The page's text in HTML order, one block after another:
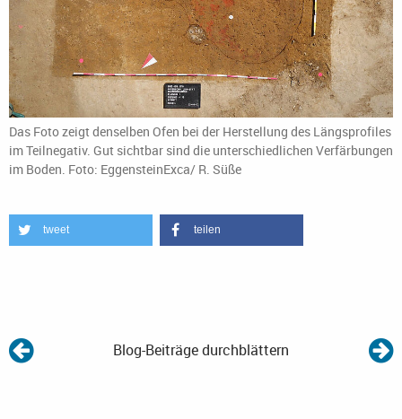
Das Foto zeigt denselben Ofen bei der Herstellung des Längsprofiles
im Teilnegativ. Gut sichtbar sind die unterschiedlichen Verfärbungen
im Boden. Foto: EggensteinExca/ R. Süße
tweet teilen
Blog-Beiträge durchblättern